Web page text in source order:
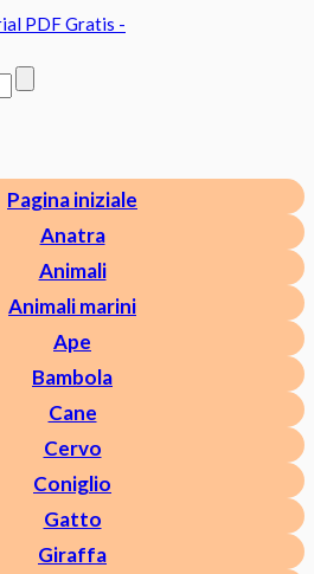
Pagina iniziale
Anatra
Animali
Animali marini
Ape
Bambola
Cane
Cervo
Coniglio
Gatto
Giraffa